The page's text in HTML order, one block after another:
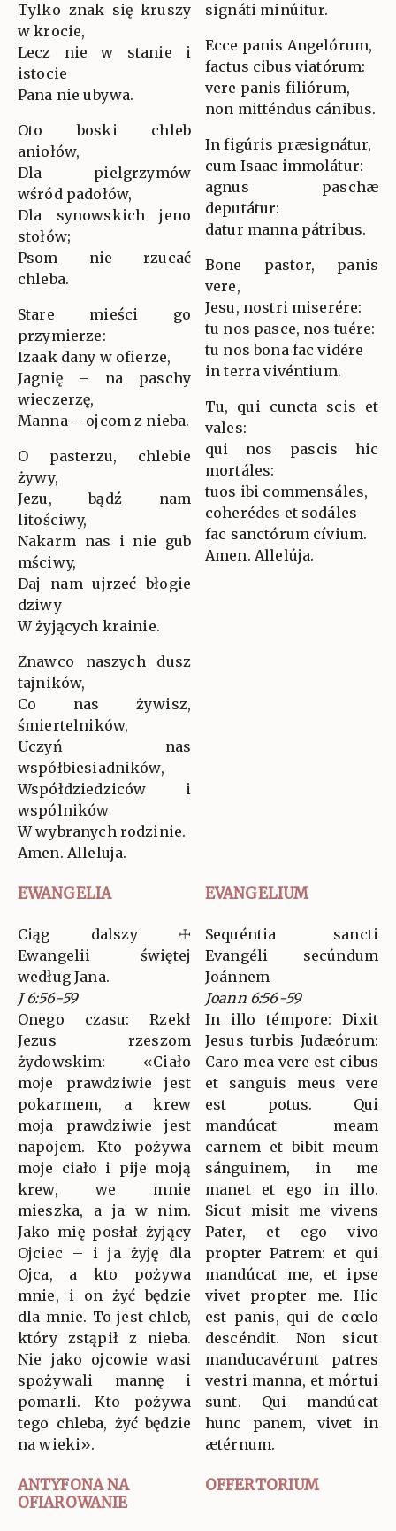
Tylko znak się kruszy
w krocie,
Lecz nie w stanie i
istocie
Pana nie ubywa.
Oto boski chleb
aniołów,
Dla pielgrzymów
wśród padołów,
Dla synowskich jeno
stołów;
Psom nie rzucać
chleba.
Stare mieści go
przymierze:
Izaak dany w ofierze,
Jagnię – na paschy
wieczerzę,
Manna – ojcom z nieba.
O pasterzu, chlebie
żywy,
Jezu, bądź nam
litościwy,
Nakarm nas i nie gub
mściwy,
Daj nam ujrzeć błogie
dziwy
W żyjących krainie.
Znawco naszych dusz
tajników,
Co nas żywisz,
śmiertelników,
Uczyń nas
współbiesiadników,
Współdziedziców i
wspólników
W wybranych rodzinie.
Amen. Alleluja.
signáti minúitur.
Ecce panis Angelórum,
factus cibus viatórum:
vere panis filiórum,
non mitténdus cánibus.
In figúris præsignátur,
cum Isaac immolátur:
agnus paschæ
deputátur:
datur manna pátribus.
Bone pastor, panis
vere,
Jesu, nostri miserére:
tu nos pasce, nos tuére:
tu nos bona fac vidére
in terra vivéntium.
Tu, qui cuncta scis et
vales:
qui nos pascis hic
mortáles:
tuos ibi commensáles,
coherédes et sodáles
fac sanctórum cívium.
Amen. Allelúja.
EWANGELIA EVANGELIUM
Ciąg dalszy ☩
Ewangelii świętej
według Jana.
J 6:56-59
Onego czasu: Rzekł
Jezus rzeszom
żydowskim: «Ciało
moje prawdziwie jest
pokarmem, a krew
moja prawdziwie jest
napojem. Kto pożywa
moje ciało i pije moją
krew, we mnie
mieszka, a ja w nim.
Jako mię posłał żyjący
Ojciec – i ja żyję dla
Ojca, a kto pożywa
mnie, i on żyć będzie
dla mnie. To jest chleb,
który zstąpił z nieba.
Nie jako ojcowie wasi
spożywali mannę i
pomarli. Kto pożywa
tego chleba, żyć będzie
na wieki».
Sequéntia sancti
Evangéli secúndum
Joánnem
Joann 6:56-59
In illo témpore: Dixit
Jesus turbis Judæórum:
Caro mea vere est cibus
et sanguis meus vere
est potus. Qui
mandúcat meam
carnem et bibit meum
sánguinem, in me
manet et ego in illo.
Sicut misit me vivens
Pater, et ego vivo
propter Patrem: et qui
mandúcat me, et ipse
vivet propter me. Hic
est panis, qui de cœlo
descéndit. Non sicut
manducavérunt patres
vestri manna, et mórtui
sunt. Qui mandúcat
hunc panem, vivet in
ætérnum.
ANTYFONA NA
OFIAROWANIE
OFFERTORIUM